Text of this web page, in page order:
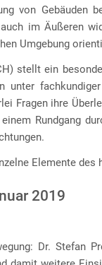
von Gebäuden
auch im Äußeren
Umgebung
stellt ein
unter
Fragen ihre
Rundgang
Elemente des
2019
Dr. Stefan